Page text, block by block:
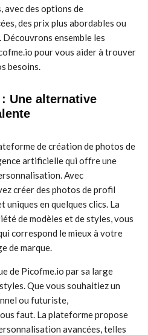
avec des options de
des prix plus abordables ou
ensemble les
pour vous aider à trouver
besoins.
Une alternative
de création de photos de
artificielle qui offre une
Avec
créer des photos de profil
en quelques clics. La
de modèles et de styles, vous
correspond le mieux à votre
de marque.
de Picofme.io par sa large
Que vous souhaitiez un
ou futuriste,
faut. La plateforme propose
avancées, telles